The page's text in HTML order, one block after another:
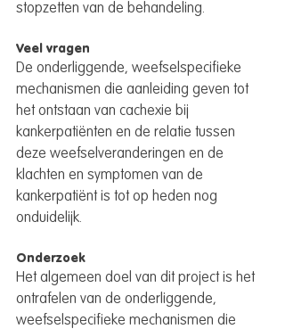
stopzetten van de behandeling.
Veel vragen
De onderliggende, weefselspecifieke
mechanismen die aanleiding geven tot
het ontstaan van cachexie bij
kankerpatiënten en de relatie tussen
deze weefselveranderingen en de
klachten en symptomen van de
kankerpatiënt is tot op heden nog
onduidelijk.
Onderzoek
Het algemeen doel van dit project is het
ontrafelen van de onderliggende,
weefselspecifieke mechanismen die